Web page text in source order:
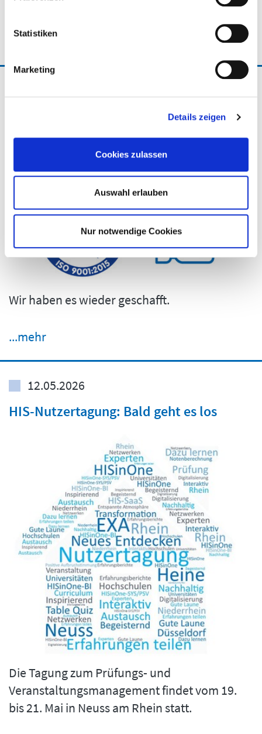
Statistiken
Marketing
Details zeigen
Cookies zulassen
Auswahl erlauben
Nur notwendige Cookies
Mitgliedshochschulen zusammen.
...mehr
ISO 9001 bestätigt: Erfolgreiches
Wir haben es wieder geschafft.
...mehr
12.05.2026
HIS-Nutzertagung: Bald geht es los
Die Tagung zum Prüfungs- und
Veranstaltungsmanagement findet vom 19.
bis 21. Mai in Neuss am Rhein statt.